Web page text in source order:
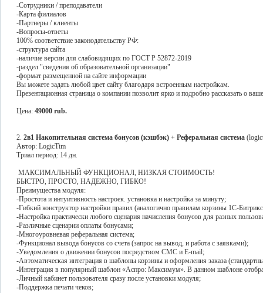
-Сотрудники / преподаватели
-Карта филиалов
-Партнеры / клиенты
-Вопросы-ответы
100% соответствие законодательству РФ:
-структура сайта
-наличие версии для слабовидящих по ГОСТ Р 52872-2019
-раздел "сведения об образовательной организации"
-формат размещенной на сайте информации
Вы можете задать любой цвет сайту благодаря встроенным настройкам.
Презентационная страница о компании позволит ярко и подробно рассказать о
Цена: 49000 rub.
2. 2в1 Накопительная система бонусов (кэшбэк) + Реферальная система
Автор: LogicTim
Триал период: 14 дн.
МАКСИМАЛЬНЫЙ ФУНКЦИОНАЛ, НИЗКАЯ СТОИМОСТЬ!
БЫСТРО, ПРОСТО, НАДЕЖНО, ГИБКО!
Преимущества модуля:
-Простота и интуитивность настроек. установка и настройка за минуту;
-Гибкий конструктор настройки правил (аналогично правилам корзины 1С-
-Настройка практически любого сценария начисления бонусов для разных
-Различные сценарии оплаты бонусами;
-Многоуровневая реферальная система;
-Функционал вывода бонусов со счета (запрос на вывод, и работа с заявками);
-Уведомления о движении бонусов посредством СМС и E-mail;
-Автоматическая интеграция в шаблоны корзины и оформления заказа
-Интеграция в популярный шаблон «Аспро: Максимум». В данном шаблоне
-Личный кабинет пользователя сразу после установки модуля;
-Поддержка печати чеков;